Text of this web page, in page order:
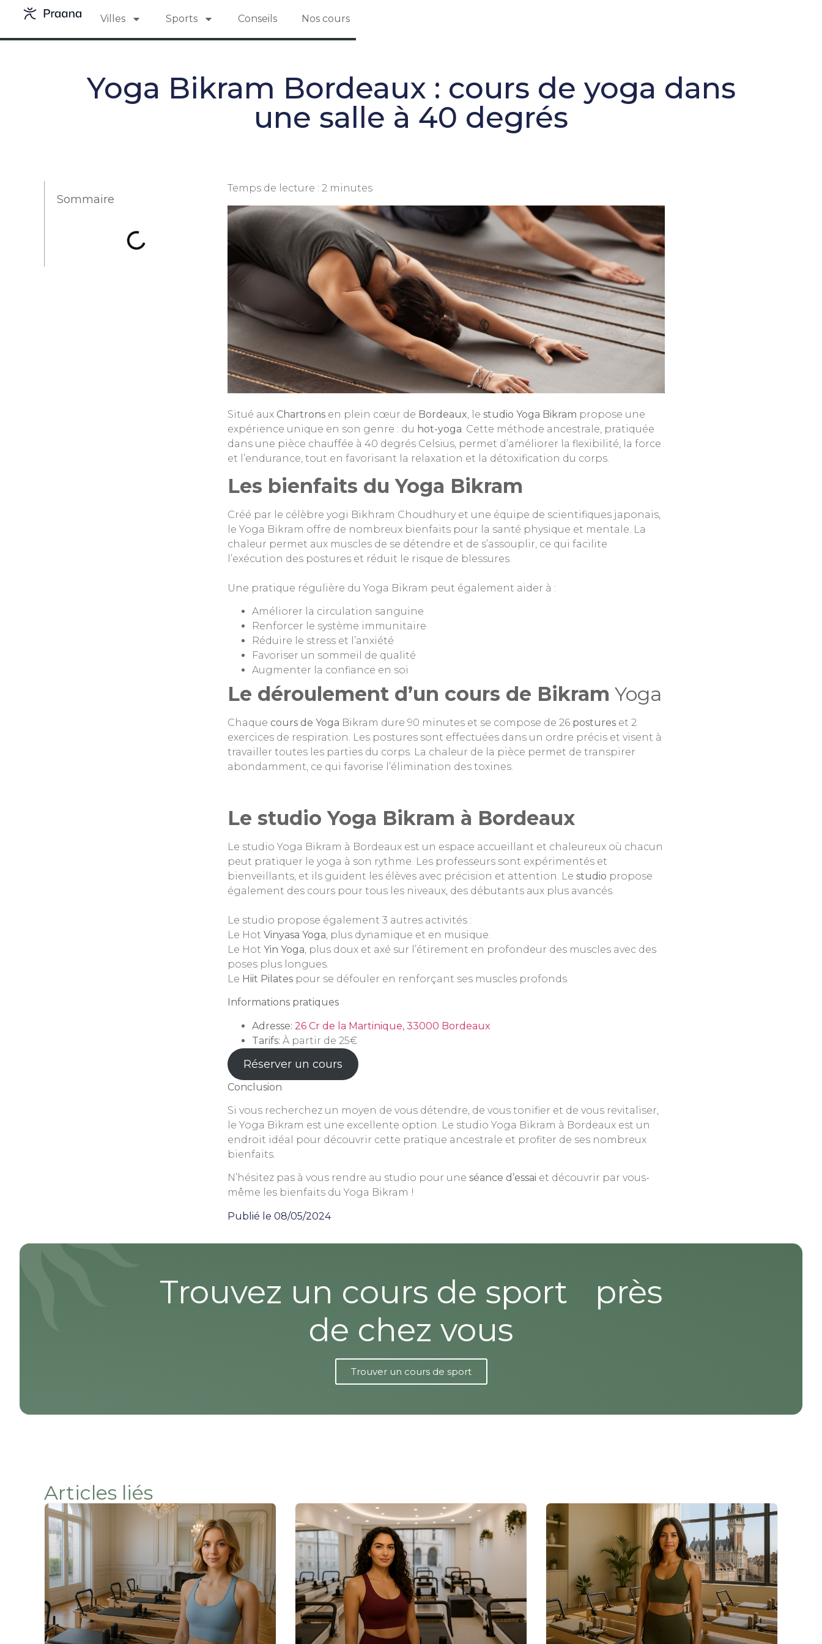
Villes Sports Conseils Nos cours
Yoga Bikram Bordeaux : cours de yoga dans
une salle à 40 degrés
Sommaire
Temps de lecture : 2 minutes
Situé aux Chartrons en plein cœur de Bordeaux , le studio Yoga Bikram propose une
expérience unique en son genre : du hot-yoga . Cette méthode ancestrale, pratiquée
dans une pièce chauffée à 40 degrés Celsius, permet d’améliorer la flexibilité, la force
et l’endurance, tout en favorisant la relaxation et la détoxification du corps.
Les bienfaits du Yoga Bikram
Créé par le célèbre yogi Bikhram Choudhury et une équipe de scientifiques japonais,
le Yoga Bikram offre de nombreux bienfaits pour la santé physique et mentale. La
chaleur permet aux muscles de se détendre et de s’assouplir, ce qui facilite
l’exécution des postures et réduit le risque de blessures.
Une pratique régulière du Yoga Bikram peut également aider à :
Améliorer la circulation sanguine
Renforcer le système immunitaire
Réduire le stress et l’anxiété
Favoriser un sommeil de qualité
Augmenter la confiance en soi
Le déroulement d’un cours de Bikram Yoga
Chaque cours de Yoga Bikram dure 90 minutes et se compose de 26 postures et 2
exercices de respiration. Les postures sont effectuées dans un ordre précis et visent à
travailler toutes les parties du corps. La chaleur de la pièce permet de transpirer
abondamment, ce qui favorise l’élimination des toxines.
Le studio Yoga Bikram à Bordeaux
Le studio Yoga Bikram à Bordeaux est un espace accueillant et chaleureux où chacun
peut pratiquer le yoga à son rythme. Les professeurs sont expérimentés et
bienveillants, et ils guident les élèves avec précision et attention. Le studio propose
également des cours pour tous les niveaux, des débutants aux plus avancés.
Le studio propose également 3 autres activités :
Le Hot Vinyasa Yoga, plus dynamique et en musique.
Le Hot Yin Yoga, plus doux et axé sur l’étirement en profondeur des muscles avec des
poses plus longues.
Le Hiit Pilates pour se défouler en renforçant ses muscles profonds
Informations pratiques
Adresse: 26 Cr de la Martinique, 33000 Bordeaux
Tarifs: À partir de 25€
Réserver un cours
Conclusion
Si vous recherchez un moyen de vous détendre, de vous tonifier et de vous revitaliser,
le Yoga Bikram est une excellente option. Le studio Yoga Bikram à Bordeaux est un
endroit idéal pour découvrir cette pratique ancestrale et profiter de ses nombreux
bienfaits.
N’hésitez pas à vous rendre au studio pour une séance d’essai et découvrir par vous-
même les bienfaits du Yoga Bikram !
Publié le 08/05/2024
Trouvez un cours de sport près
de chez vous
Trouver un cours de sport
Articles liés